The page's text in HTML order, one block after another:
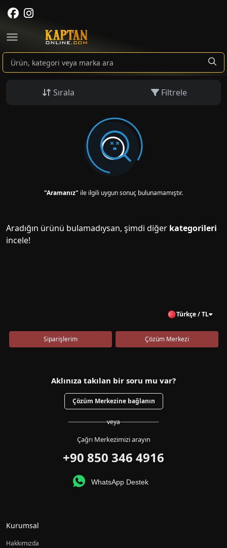
Sırala Filtrele
"Aramanız" ile ilgili uygun sonuç bulunamamıştır.
Aradığın ürünü bulamadıysan, şimdi diğer kategorileri
incele!
Türkçe / TL
Siparişlerim Çözüm Merkezi
Aklınıza takılan bir soru mu var?
Çözüm Merkezine bağlanın
veya
Çağrı Merkezimizi arayın
+90 850 346 4916
WhatsApp Destek
Kurumsal
Hakkımızda